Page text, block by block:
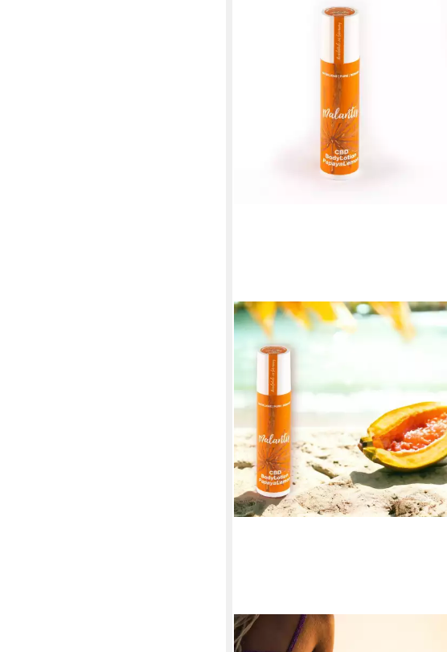
MALANTIS
Bodylotion CBD BodyLotion Papaya